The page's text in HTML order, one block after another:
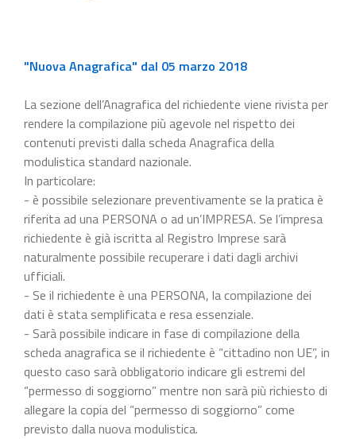
"Nuova Anagrafica" dal 05 marzo 2018
La sezione dell’Anagrafica del richiedente viene rivista per
rendere la compilazione più agevole nel rispetto dei
contenuti previsti dalla scheda Anagrafica della
modulistica standard nazionale.
In particolare:
- è possibile selezionare preventivamente se la pratica è
riferita ad una PERSONA o ad un’IMPRESA. Se l’impresa
richiedente è già iscritta al Registro Imprese sarà
naturalmente possibile recuperare i dati dagli archivi
ufficiali.
- Se il richiedente è una PERSONA, la compilazione dei
dati è stata semplificata e resa essenziale.
- Sarà possibile indicare in fase di compilazione della
scheda anagrafica se il richiedente è “cittadino non UE”, in
questo caso sarà obbligatorio indicare gli estremi del
“permesso di soggiorno” mentre non sarà più richiesto di
allegare la copia del “permesso di soggiorno” come
previsto dalla nuova modulistica.